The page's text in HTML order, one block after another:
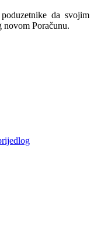
da svojim
Poračunu.